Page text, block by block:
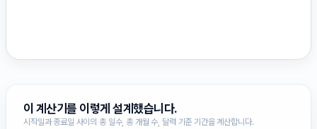
이 계산기를 이렇게 설계했습니다.
시작일과 종료일 사이의 총 일수, 총 개월 수, 달력 기준 기간을 계산합니다.